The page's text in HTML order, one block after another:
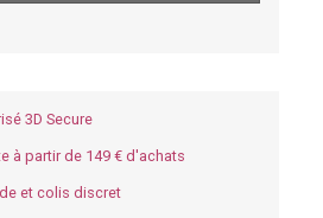
3D Secure
à partir de 149 € d'achats
et colis discret